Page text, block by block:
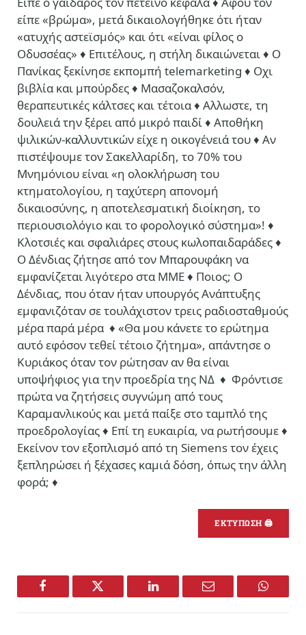
είπε «βρώμα», μετά δικαιολογήθηκε ότι ήταν
«ατυχής αστεϊσμός» και ότι «είναι φίλος ο
Οδυσσέας» ♦ Επιτέλους, η στήλη δικαιώνεται ♦ Ο
Πανίκας ξεκίνησε εκπομπή telemarketing ♦ Οχι
βιβλία και μπούρδες ♦ Μασαζοκαλσόν,
θεραπευτικές κάλτσες και τέτοια ♦ Αλλωστε, τη
δουλειά την ξέρει από μικρό παιδί ♦ Αποθήκη
ψιλικών-καλλυντικών είχε η οικογένειά του ♦ Aν
πιστέψουμε τον Σακελλαρίδη, το 70% του
Μνημόνιου είναι «η ολοκλήρωση του
κτηματολογίου, η ταχύτερη απονομή
δικαιοσύνης, η αποτελεσματική διοίκηση, το
περιουσιολόγιο και το φορολογικό σύστημα»! ♦
Κλοτσιές και σφαλιάρες στους κωλοπαιδαράδες ♦
Ο Δένδιας ζήτησε από τον Μπαρουφάκη να
εμφανίζεται λιγότερο στα ΜΜΕ ♦ Ποιος; Ο
Δένδιας, που όταν ήταν υπουργός Ανάπτυξης
εμφανιζόταν σε τουλάχιστον τρεις ραδιοσταθμούς
μέρα παρά μέρα ♦ «Θα μου κάνετε το ερώτημα
αυτό εφόσον τεθεί τέτοιο ζήτημα», απάντησε ο
Κυριάκος όταν τον ρώτησαν αν θα είναι
υποψήφιος για την προεδρία της ΝΔ ♦ Φρόντισε
πρώτα να ζητήσεις συγνώμη από τους
Καραμανλικούς και μετά παίξε στο ταμπλό της
προεδρολογίας ♦ Επί τη ευκαιρία, να ρωτήσουμε ♦
Εκείνον τον εξοπλισμό από τη Siemens τον έχεις
ξεπληρώσει ή ξέχασες καμιά δόση, όπως την άλλη
φορά; ♦
ΕΚΤΥΠΩΣΗ 🖨
Facebook Twitter LinkedIn Email